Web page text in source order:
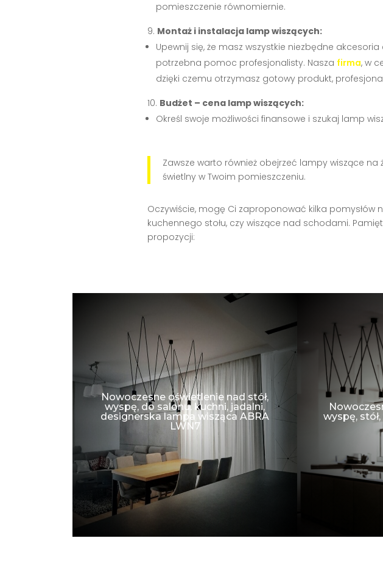
pomieszczenie równomiernie.
Montaż i instalacja lamp wiszących:
Upewnij się, że masz wszystkie niezbędne
potrzebna pomoc profesjonalisty. Nasza firma, w
dzięki czemu otrzymasz gotowy produkt,
Budżet – cena lamp wiszących:
Określ swoje możliwości finansowe i szukaj lamp
Zawsze warto również obejrzeć lampy wiszące na
świetlny w Twoim pomieszczeniu.
Oczywiście, mogę Ci zaproponować kilka
kuchennego stołu, czy wiszące nad schodami.
propozycji:
Nowoczesne oświetlenie nad stół,
wyspę, do salonu, kuchni, jadalni,
designerska lampa wisząca ABRA
LWN7
wyspę,